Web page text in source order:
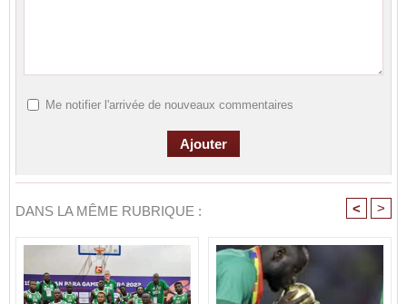
Me notifier l'arrivée de nouveaux commentaires
DANS LA MÊME RUBRIQUE : < >